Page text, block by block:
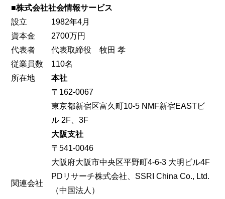
■株式会社社会情報サービス
設立
1982年4月
資本金
2700万円
代表者
代表取締役 牧田 孝
従業員数
110名
所在地
本社
〒162-0067
東京都新宿区富久町10-5 NMF新宿EASTビ
ル 2F、3F
大阪支社
〒541-0046
大阪府大阪市中央区平野町4-6-3 大明ビル4F
関連会社
PDリサーチ株式会社、SSRI China Co., Ltd.
（中国法人）